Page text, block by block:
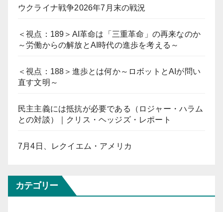
ウクライナ戦争2026年7月末の戦況
＜視点：189＞AI革命は「三重革命」の再来なのか
～労働からの解放とAI時代の進歩を考える～
＜視点：188＞進歩とは何か～ロボットとAIが問い
直す文明～
民主主義には抵抗が必要である（ロジャー・ハラム
との対談）｜クリス・ヘッジズ・レポート
7月4日、レクイエム・アメリカ
カテゴリー